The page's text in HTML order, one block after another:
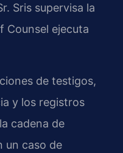
Sris supervisa la
Counsel ejecuta
de testigos,
y los registros
cadena de
un caso de